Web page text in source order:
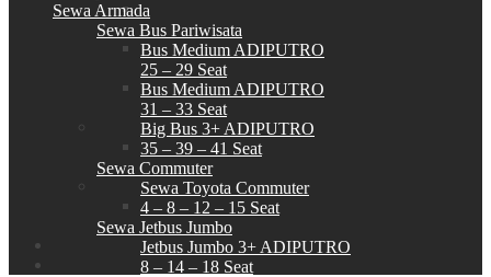
Sewa Armada
Sewa Bus Pariwisata
Bus Medium ADIPUTRO
25 – 29 Seat
Bus Medium ADIPUTRO
31 – 33 Seat
Big Bus 3+ ADIPUTRO
35 – 39 – 41 Seat
Sewa Commuter
Sewa Toyota Commuter
4 – 8 – 12 – 15 Seat
Sewa Jetbus Jumbo
Jetbus Jumbo 3+ ADIPUTRO
8 – 14 – 18 Seat